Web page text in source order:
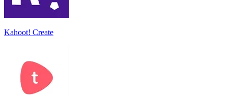
Kahoot! Create